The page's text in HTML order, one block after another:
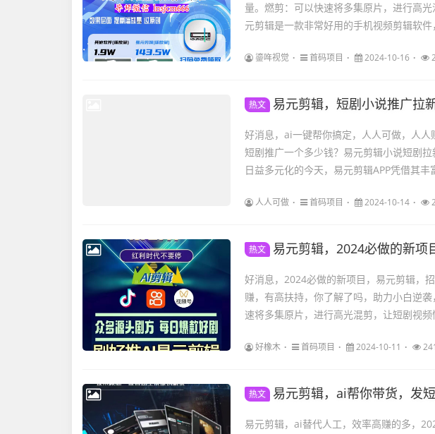
量。燃剪：可以快速将多集原片，进行高
元剪辑是一款非常好用的手机视频剪辑软
鎏哖视觉 首码项目 2024-10-16
热文 易元剪辑，短剧小说推广拉新项目，躺着赚米
好消息，ai一键帮你搞定，人人可做，人
短剧推广一个多少钱？易元剪辑小说短剧
日益多元化的今天，易元剪辑APP凭借其丰
人人可做 首码项目 2024-10-14
热文 易元剪辑，2024必做的新项目，快人一步
好消息，2024必做的新项目，易元剪辑，
赚，有高扶持，你了解了吗，助力小白逆
速将多集原片，进行高光混剪，让短剧视
好橡木 首码项目 2024-10-11
热文 易元剪辑，ai帮你带货，发短剧，发影视，赚了好多，指数
易元剪辑，ai替代人工，效率高赚的多，